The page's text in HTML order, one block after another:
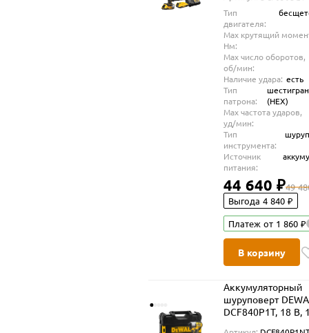
TSTAK
Тип
двигателя:
Max крутящий
Нм:
Max число оборотов,
об/мин:
Наличие удара: есть
Тип
патрона:
(HEX)
Max частота ударов,
уд/мин:
Тип
инструмента:
Источник
питания:
44 640 ₽49
Выгода 4 840 ₽
Платеж от 1 860 ₽
В корзину
Аккумуляторный
шуруповерт
DCF840P1T, 18 В,